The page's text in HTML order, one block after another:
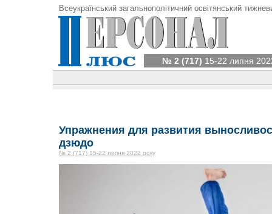
Всеукраїнський загальнополітичний освітянський
№ 2 (717) 15-22 липня
Упражнения для развития
дзюдо
№ 2 (717) 15-22 липня 2022 року